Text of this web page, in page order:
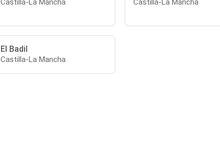
Castilla-La Mancha Castilla-La Mancha
El Badil
Castilla-La Mancha